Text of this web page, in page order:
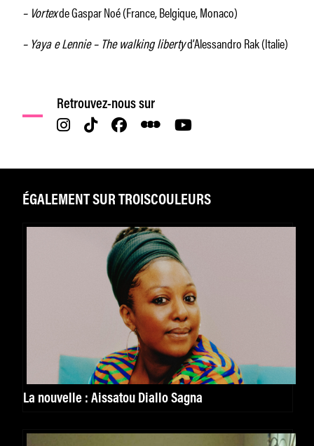
– Vortexde Gaspar Noé (France, Belgique, Monaco)
– Yaya e Lennie – The walking libertyd’Alessandro Rak (Italie)
Retrouvez-nous sur
ÉGALEMENT SUR TROISCOULEURS
La nouvelle : Aissatou Diallo Sagna